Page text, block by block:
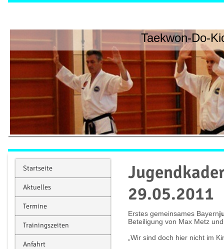
Taekwon-Do-
Startseite
Aktuelles
Termine
Trainingszeiten
Anfahrt
29.05.2011
Erstes gemeinsames Bayern
Beteiligung von Max Metz
„Wir sind doch hier nicht im